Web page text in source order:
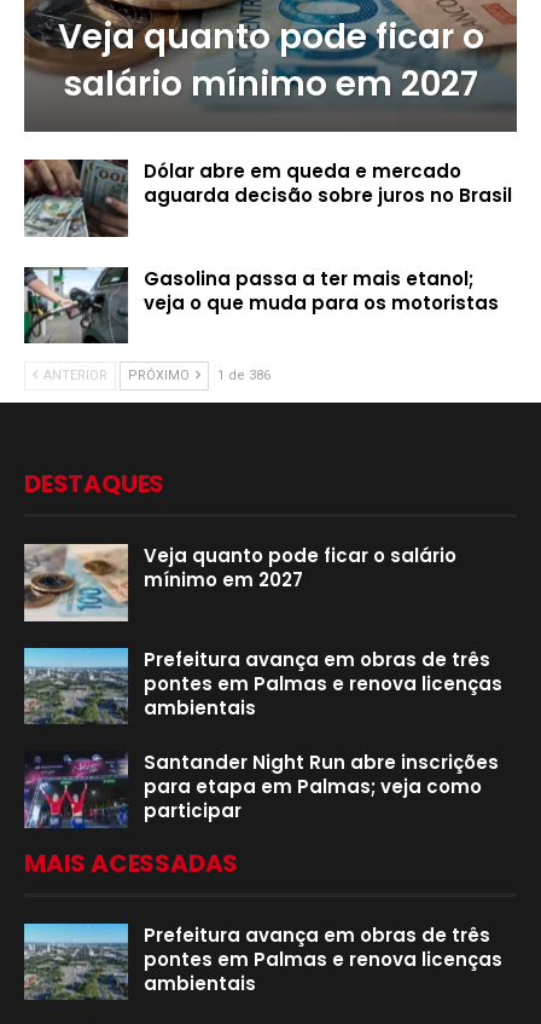
Veja quanto pode ficar o
salário mínimo em 2027
Dólar abre em queda e mercado
aguarda decisão sobre juros no Brasil
Gasolina passa a ter mais etanol;
veja o que muda para os motoristas
ANTERIOR PRÓXIMO 1 de 386
DESTAQUES
Veja quanto pode ficar o salário
mínimo em 2027
Prefeitura avança em obras de três
pontes em Palmas e renova licenças
ambientais
Santander Night Run abre inscrições
para etapa em Palmas; veja como
participar
MAIS ACESSADAS
Prefeitura avança em obras de três
pontes em Palmas e renova licenças
ambientais